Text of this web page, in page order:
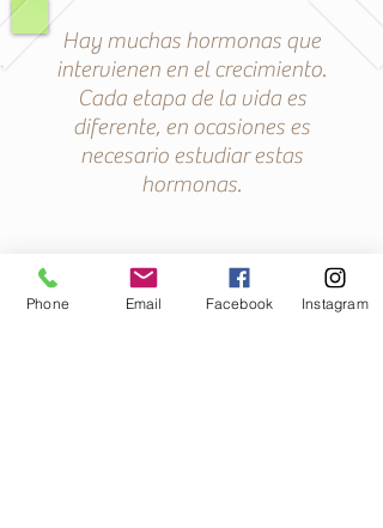
Hay muchas hormonas que
intervienen en el crecimiento.
Cada etapa de la vida es
diferente, en ocasiones es
necesario estudiar estas
hormonas.
Phone Email Facebook Instagram